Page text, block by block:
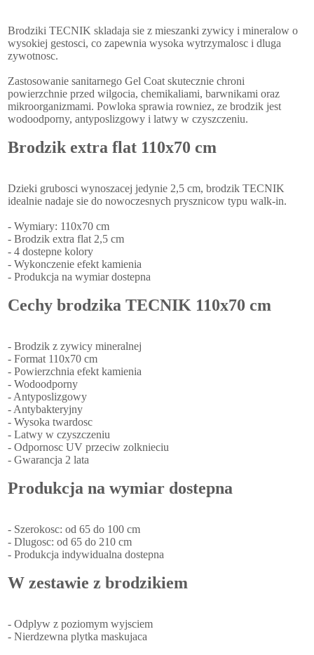
Brodziki TECNIK skladaja sie z mieszanki zywicy i mineralow o
wysokiej gestosci, co zapewnia wysoka wytrzymalosc i dluga
zywotnosc.
Zastosowanie sanitarnego Gel Coat skutecznie chroni
powierzchnie przed wilgocia, chemikaliami, barwnikami oraz
mikroorganizmami. Powloka sprawia rowniez, ze brodzik jest
wodoodporny, antyposlizgowy i latwy w czyszczeniu.
Brodzik extra flat 110x70 cm
Dzieki grubosci wynoszacej jedynie 2,5 cm, brodzik TECNIK
idealnie nadaje sie do nowoczesnych prysznicow typu walk-in.
- Wymiary: 110x70 cm
- Brodzik extra flat 2,5 cm
- 4 dostepne kolory
- Wykonczenie efekt kamienia
- Produkcja na wymiar dostepna
Cechy brodzika TECNIK 110x70 cm
- Brodzik z zywicy mineralnej
- Format 110x70 cm
- Powierzchnia efekt kamienia
- Wodoodporny
- Antyposlizgowy
- Antybakteryjny
- Wysoka twardosc
- Latwy w czyszczeniu
- Odpornosc UV przeciw zolknieciu
- Gwarancja 2 lata
Produkcja na wymiar dostepna
- Szerokosc: od 65 do 100 cm
- Dlugosc: od 65 do 210 cm
- Produkcja indywidualna dostepna
W zestawie z brodzikiem
- Odplyw z poziomym wyjsciem
- Nierdzewna plytka maskujaca